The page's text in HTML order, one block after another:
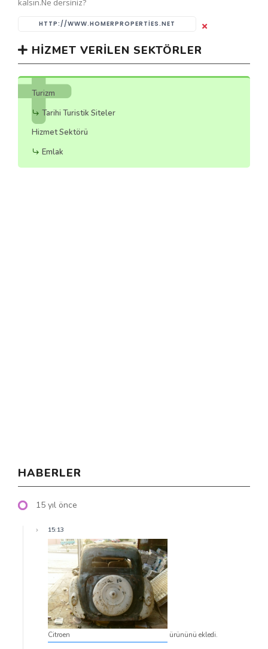
kalsın.Ne dersiniz?
HTTP://WWW.HOMERPROPERTIES.NET
HIZMET VERILEN SEKTÖRLER
Turizm
Tarihi Turistik Siteler
Hizmet Sektörü
Emlak
HABERLER
15 yıl önce
15:13
Citroen ürününü ekledi.